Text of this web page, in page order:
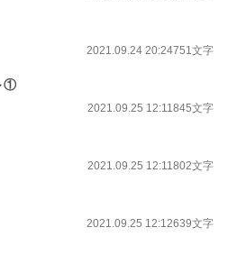
2021.09.24 20:24751文字
①
2021.09.25 12:11845文字
2021.09.25 12:11802文字
2021.09.25 12:12639文字